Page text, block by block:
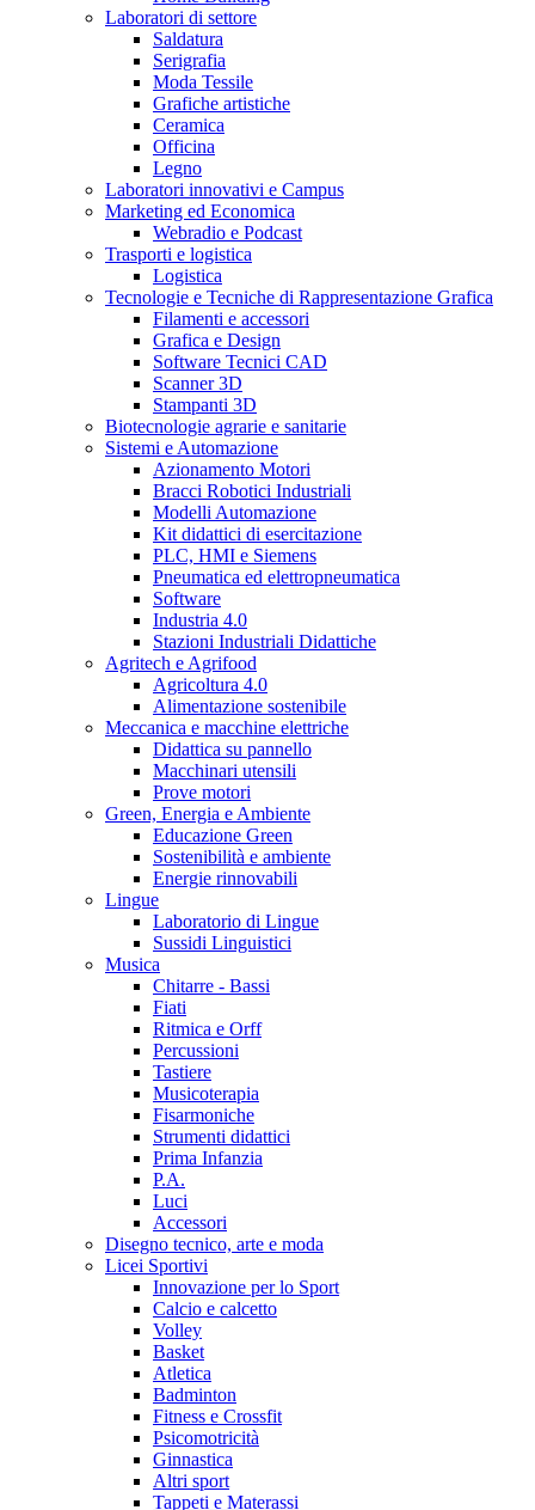
Laboratori di settore
Saldatura
Serigrafia
Moda Tessile
Grafiche artistiche
Ceramica
Officina
Legno
Laboratori innovativi e Campus
Marketing ed Economica
Webradio e Podcast
Trasporti e logistica
Logistica
Tecnologie e Tecniche di Rappresentazione Grafica
Filamenti e accessori
Grafica e Design
Software Tecnici CAD
Scanner 3D
Stampanti 3D
Biotecnologie agrarie e sanitarie
Sistemi e Automazione
Azionamento Motori
Bracci Robotici Industriali
Modelli Automazione
Kit didattici di esercitazione
PLC, HMI e Siemens
Pneumatica ed elettropneumatica
Software
Industria 4.0
Stazioni Industriali Didattiche
Agritech e Agrifood
Agricoltura 4.0
Alimentazione sostenibile
Meccanica e macchine elettriche
Didattica su pannello
Macchinari utensili
Prove motori
Green, Energia e Ambiente
Educazione Green
Sostenibilità e ambiente
Energie rinnovabili
Lingue
Laboratorio di Lingue
Sussidi Linguistici
Musica
Chitarre - Bassi
Fiati
Ritmica e Orff
Percussioni
Tastiere
Musicoterapia
Fisarmoniche
Strumenti didattici
Prima Infanzia
P.A.
Luci
Accessori
Disegno tecnico, arte e moda
Licei Sportivi
Innovazione per lo Sport
Calcio e calcetto
Volley
Basket
Atletica
Badminton
Fitness e Crossfit
Psicomotricità
Ginnastica
Altri sport
Tappeti e Materassi